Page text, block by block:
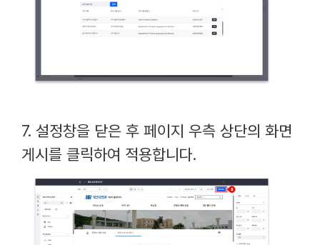
7. 설정창을 닫은 후 페이지 우측 상단의 화면
게시를 클릭하여 적용합니다.